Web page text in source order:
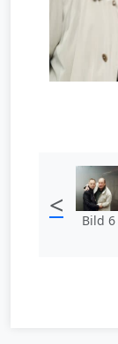
< Bild 6